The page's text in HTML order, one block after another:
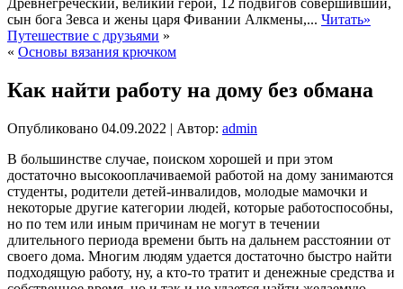
Древнегреческий, великий герой, 12 подвигов совершивший,
сын бога Зевса и жены царя Фивании Алкмены,... Читать»
Путешествие с друзьями »
« Основы вязания крючком
Как найти работу на дому без обмана
Опубликовано 04.09.2022 | Автор: admin
В большинстве случае, поиском хорошей и при этом
достаточно высокооплачиваемой работой на дому занимаются
студенты, родители детей-инвалидов, молодые мамочки и
некоторые другие категории людей, которые работоспособны,
но по тем или иным причинам не могут в течении
длительного периода времени быть на дальнем расстоянии от
своего дома. Многим людям удается достаточно быстро найти
подходящую работу, ну, а кто-то тратит и денежные средства и